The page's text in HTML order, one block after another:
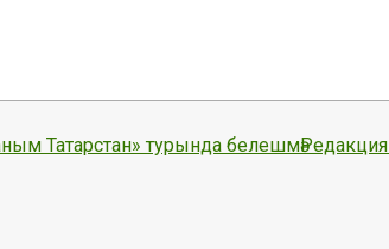
Татарстан» турында белешмәРедакция